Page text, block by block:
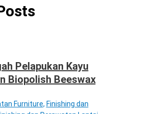
Pelapukan Kayu
Biopolish Beeswax
Furniture, Finishing dan